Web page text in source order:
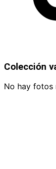
Colección
No hay fotos